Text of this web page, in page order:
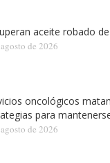
aceite robado
de 2026
oncológicos
para
de 2026